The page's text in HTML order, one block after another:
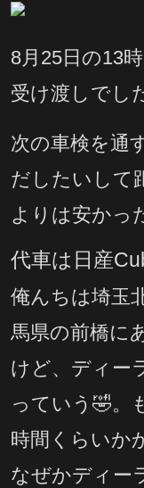
8月25日の13
受け渡しでし
次の車検を通
だしたいして
よりは安かっ
代車は日産
俺んちは埼玉
馬県の前橋に
けど、ディー
っていう🤣。
時間くらいか
なぜかディー